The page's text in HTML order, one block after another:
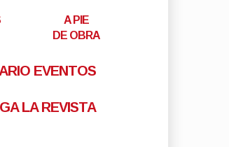
A PIE
DE OBRA
EVENTOS
LA REVISTA